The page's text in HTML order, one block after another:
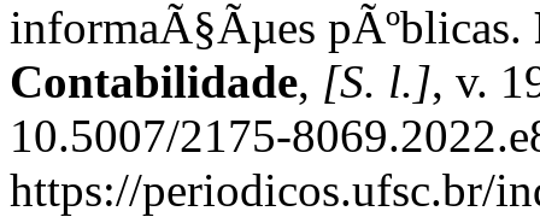
informaÃ§Ãµes pÃºblicas.
Contabilidade, [S. l.], v.
10.5007/2175-
https://periodicos.ufsc.br/